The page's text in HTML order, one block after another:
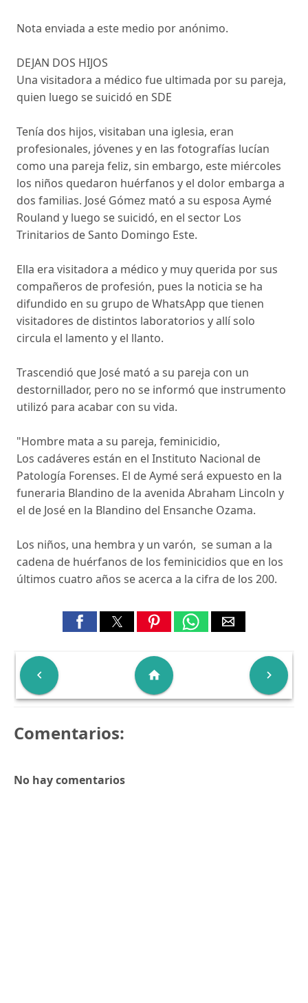
Nota enviada a este medio por anónimo.
DEJAN DOS HIJOS
Una visitadora a médico fue ultimada por su pareja,
quien luego se suicidó en SDE
Tenía dos hijos, visitaban una iglesia, eran
profesionales, jóvenes y en las fotografías lucían
como una pareja feliz, sin embargo, este miércoles
los niños quedaron huérfanos y el dolor embarga a
dos familias. José Gómez mató a su esposa Aymé
Rouland y luego se suicidó, en el sector Los
Trinitarios de Santo Domingo Este.
Ella era visitadora a médico y muy querida por sus
compañeros de profesión, pues la noticia se ha
difundido en su grupo de WhatsApp que tienen
visitadores de distintos laboratorios y allí solo
circula el lamento y el llanto.
Trascendió que José mató a su pareja con un
destornillador, pero no se informó que instrumento
utilizó para acabar con su vida.
"Hombre mata a su pareja, feminicidio,
Los cadáveres están en el Instituto Nacional de
Patología Forenses. El de Aymé será expuesto en la
funeraria Blandino de la avenida Abraham Lincoln y
el de José en la Blandino del Ensanche Ozama.
Los niños, una hembra y un varón, se suman a la
cadena de huérfanos de los feminicidios que en los
últimos cuatro años se acerca a la cifra de los 200.
 
home
Comentarios:
No hay comentarios